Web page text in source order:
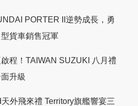
PORTER II逆勢成長，勇
貨車銷售冠軍
程！TAIWAN SUZUKI 八月禮
升級
天外飛來禮 Territory旗艦響宴三